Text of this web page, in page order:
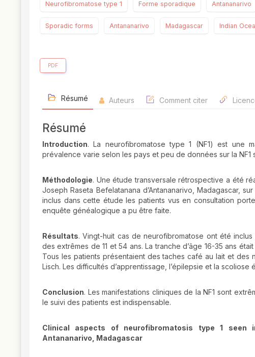
Neurofibromatose type 1 Forme sporadique Antananarivo
Sporadic forms Antananarivo Madagascar Indian
PDF
Résumé Auteurs Comment citer
Résumé
Introduction. La neurofibromatose type 1 (NF1) est une
prévalence varie selon les pays et peu de données sur la NF1
Méthodologie. Une étude transversale rétrospective a été
Joseph Raseta Befelatanana d’Antananarivo, Madagascar,
inclus dans cette étude les patients vus en consultation
enquête généalogique a pu être faite.
Résultats. Vingt-huit cas de neurofibromatose ont été
des extrêmes de 11 et 54 ans. La tranche d’âge 16-35 ans
Tous les patients présentaient des taches café au lait et des
Lisch. Les difficultés d’apprentissage, l’épilepsie et la
Conclusion. Les manifestations cliniques de la NF1 sont
le suivi des patients est indispensable.
Clinical aspects of neurofibromatosis type 1
Antananarivo, Madagascar